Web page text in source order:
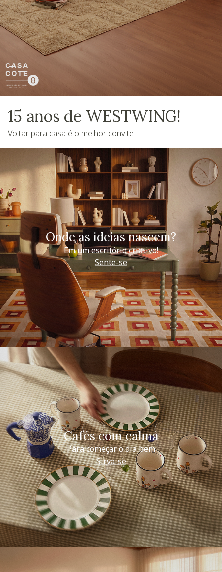
15 anos de WESTWING!
Voltar para casa é o melhor convite
Onde as ideias nascem?
Em um escritório criativo!
Sente-se
Cafés com calma
Para começar o dia bem
Sirva-se